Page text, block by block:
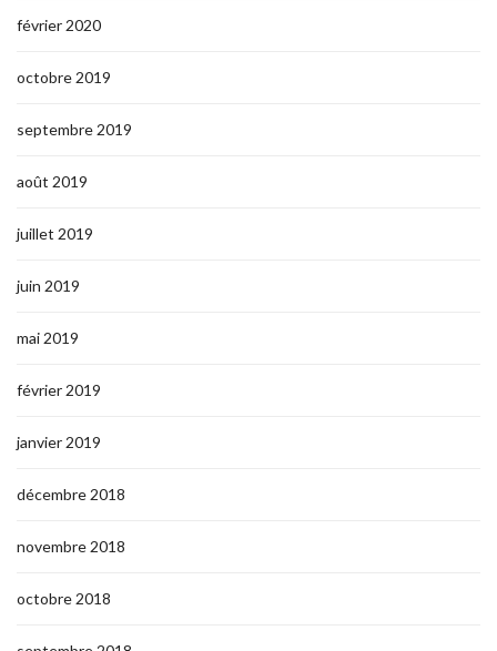
février 2020
octobre 2019
septembre 2019
août 2019
juillet 2019
juin 2019
mai 2019
février 2019
janvier 2019
décembre 2018
novembre 2018
octobre 2018